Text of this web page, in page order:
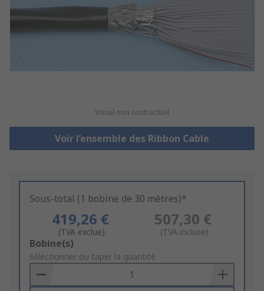
Visuel non contractuel
Voir l’ensemble des Ribbon Cable
Sous-total (1 bobine de 30 mètres)*
419,26 €
(TVA exclue)
507,30 €
(TVA incluse)
Add
to
Basket
Bobine(s)
sélectionner ou taper la quantité